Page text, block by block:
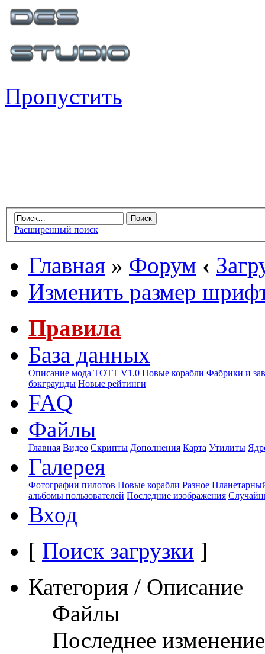
Пропустить
Расширенный поиск
Главная » Форум ‹
Изменить размер
Правила
База данных
Описание мода ТОТТ V1.0 Новые корабли Фабрики и
бэкграунды Новые рейтинги
FAQ
Файлы
Главная Видео Скрипты Дополнения Карта Утилиты
Галерея
Фотографии пилотов Новые корабли Разное
альбомы пользователей Последние изображения
Вход
[ Поиск загрузки ]
Категория / Описание
Файлы
Последнее изменение